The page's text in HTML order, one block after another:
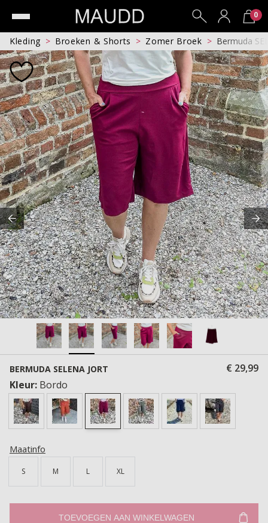
0
Kleding Broeken & Shorts Zomer Broek Bermuda
BERMUDA SELENA JORT
€ 29,99
Kleur: Bordo
Maatinfo
S M L XL
TOEVOEGEN AAN WINKELWAGEN